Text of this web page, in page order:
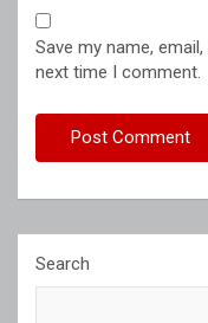
Save my name,
next time I comment.
Search